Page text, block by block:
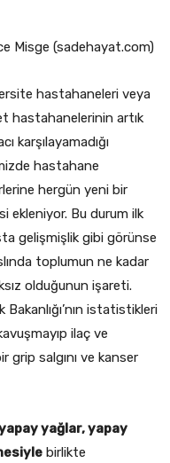
Misge (sadehayat.com)
hastahaneleri veya
hastahanelerinin artık
karşılayamadığı
hastahane
hergün yeni bir
ekleniyor. Bu durum ilk
gelişmişlik gibi görünse
toplumun ne kadar
olduğunun işareti.
Bakanlığı’nın istatistikleri
ilaç ve
grip salgını ve kanser
yağlar, yapay
birlikte